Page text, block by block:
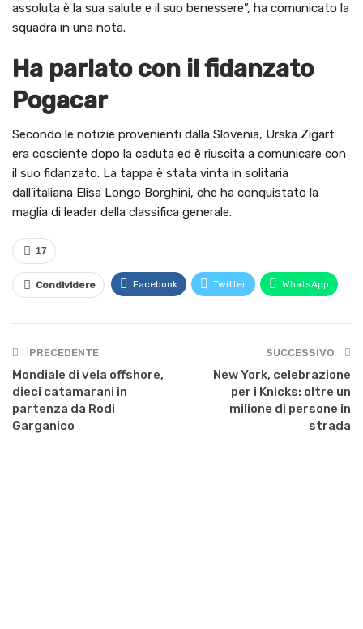
assoluta è la sua salute e il suo benessere”, ha comunicato la
squadra in una nota.
Ha parlato con il fidanzato
Pogacar
Secondo le notizie provenienti dalla Slovenia, Urska Zigart
era cosciente dopo la caduta ed è riuscita a comunicare con
il suo fidanzato. La tappa è stata vinta in solitaria
dall’italiana Elisa Longo Borghini, che ha conquistato la
maglia di leader della classifica generale.
17
Condividere Facebook Twitter WhatsApp
PRECEDENTE
Mondiale di vela offshore,
dieci catamarani in
partenza da Rodi
Garganico
SUCCESSIVO
New York, celebrazione
per i Knicks: oltre un
milione di persone in
strada